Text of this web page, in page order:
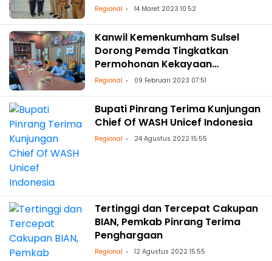
Regional 14 Maret 2023 10:52
Kanwil Kemenkumham Sulsel
Dorong Pemda Tingkatkan
Permohonan Kekayaan
Intelektual
Regional 09 Februari 2023 07:51
Bupati Pinrang Terima Kunjungan
Chief Of WASH Unicef Indonesia
Regional 24 Agustus 2022 15:55
Tertinggi dan Tercepat Cakupan
BIAN, Pemkab Pinrang Terima
Penghargaan
Regional 12 Agustus 2022 15:55